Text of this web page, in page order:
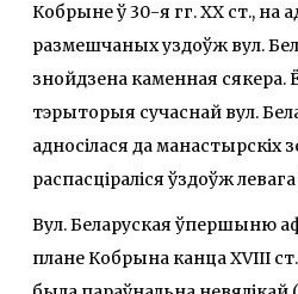
Кобрыне ў 30-я гг. XX ст., на
размешчаных уздоўж вул.
знойдзена каменная сякера.
тэрыторыя сучаснай вул.
адносілася да манастырскіх
распасціраліся ўздоўж
Вул. Беларуская ўпершыню
плане Кобрына канца XVIII ст.